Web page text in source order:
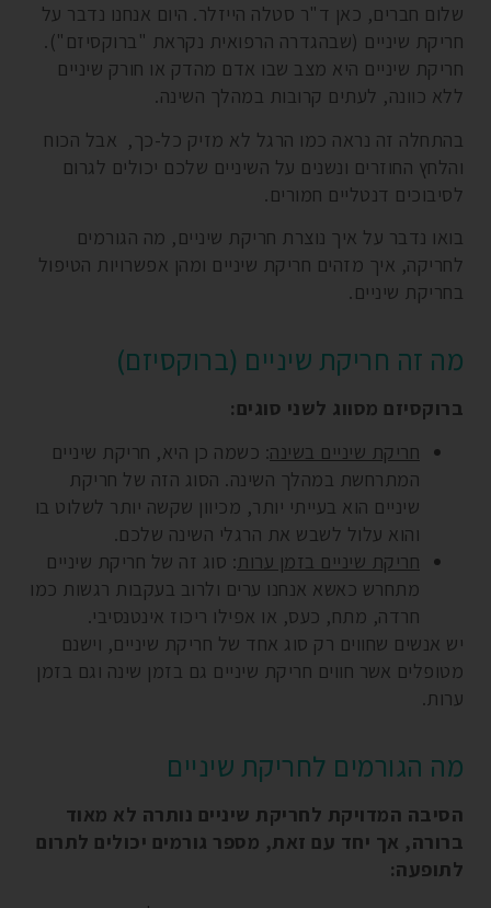
שלום חברים, כאן ד"ר סטלה הייזלר. היום אנחנו נדבר על
חריקת שיניים (שבהגדרה הרפואית נקראת "ברוקסיזם").
חריקת שיניים היא מצב שבו אדם מהדק או חורק שיניים
ללא כוונה, לעתים קרובות במהלך השינה.
בהתחלה זה נראה כמו הרגל לא מזיק כל-כך, אבל הכוח
והלחץ החוזרים ונשנים על השיניים שלכם יכולים לגרום
לסיבוכים דנטליים חמורים.
בואו נדבר על איך נוצרת חריקת שיניים, מה הגורמים
לחריקה, איך מזהים חריקת שיניים ומהן אפשרויות הטיפול
בחריקת שיניים.
מה זה חריקת שיניים (ברוקסיזם)
ברוקסיזם מסווג לשני סוגים:
חריקת שיניים בשינה: כשמה כן היא, חריקת שיניים
המתרחשת במהלך השינה. הסוג הזה של חריקת
שיניים הוא בעייתי יותר, מכיוון שקשה יותר לשלוט בו
והוא עלול לשבש את הרגלי השינה שלכם.
חריקת שיניים בזמן ערות: סוג זה של חריקת שיניים
מתחרש כאשא אנחנו ערים ולרוב בעקבות רגשות כמו
חרדה, מתח, כעס, או אפילו ריכוז אינטנסיבי.
יש אנשים שחווים רק סוג אחד של חריקת שיניים, וישנם
מטופלים אשר חווים חריקת שיניים גם בזמן שינה וגם בזמן
ערות.
מה הגורמים לחריקת שיניים
הסיבה המדויקת לחריקת שיניים נותרה לא מאוד
ברורה, אך יחד עם זאת, מספר גורמים יכולים לתרום
לתופעה: